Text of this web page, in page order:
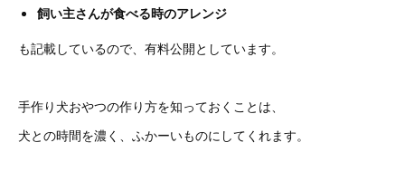
飼い主さんが食べる時のアレンジ
も記載しているので、有料公開としています。
手作り犬おやつの作り方を知っておくことは、
犬との時間を濃く、ふかーいものにしてくれます。